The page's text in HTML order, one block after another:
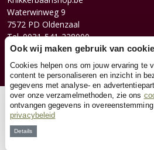
Waterwinweg 9
7572 PD Oldenzaal
Tel. 0031-541-228000
Facebook
Instagram
© 2026 Toyfan BV
Ook wij maken gebruik van
Cookies helpen ons om jouw ervaring te
content te personaliseren en inzicht in
gegevens met analyse- en
over onze verzamelmethoden, zie ons
ontvangen gegevens in
privacybeleid
Details